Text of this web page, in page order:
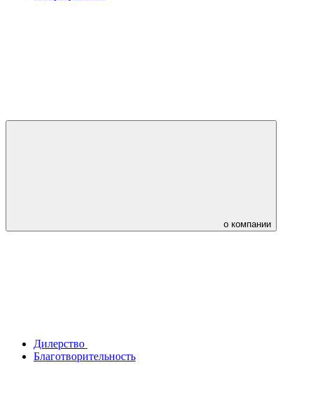
о компании
Дилерство
Благотворительность